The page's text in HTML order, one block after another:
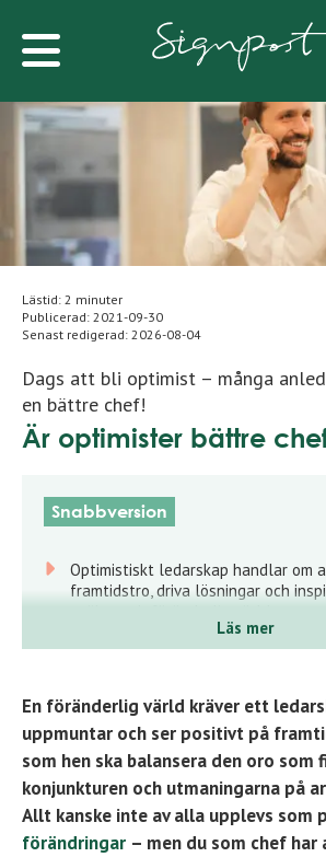
Lästid: 2 minuter
Publicerad: 2021-09-30
Senast redigerad: 2026-08-04
Dags att bli optimist – många
en bättre chef!
Är optimister bättre
Snabbversion
Optimistiskt ledarskap handlar om
framtidstro, driva lösningar och
Utan optimism riskerar ledare att
Ledare behöver aktivt utveckla ett
lösningsorienterat mindset,
bygga samarbete för att stärka
affär.
Läs mer
En föränderlig värld kräver ett
uppmuntar och ser positivt på
som hen ska balansera den oro som
konjunkturen och utmaningarna på
Allt kanske inte av alla upplevs som
förändringar – men du som chef